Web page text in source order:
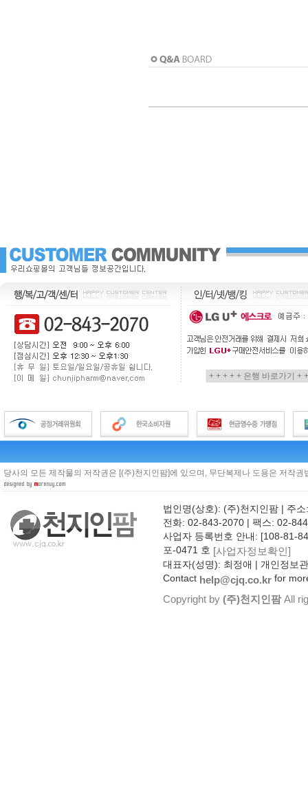
당사의 모든 제작물의 저작권은 [(주)천지인팜]에 있으며, 무단복제나 도용은 저작
법인명(상호): (주)천지인팜 | 주
전화: 02-843-2070 | 팩스: 02-
사업자 등록번호 안내: [108-81-
포-0471 호 [사업자정보확인]
대표자(성명): 최정애 | 개인정보
Contact help@cjq.co.kr for
Copyright by (주)천지인팜All